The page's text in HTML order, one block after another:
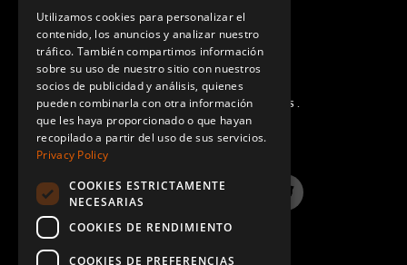
PREGUNTAS MÁS FRECUENTES.
LinkedIn InstagramTwitter
Utilizamos cookies para personalizar el
contenido, los anuncios y analizar nuestro
tráfico. También compartimos información
sobre su uso de nuestro sitio con nuestros
socios de publicidad y análisis, quienes
pueden combinarla con otra información
que les haya proporcionado o que hayan
recopilado a partir del uso de sus servicios.
Privacy Policy
COOKIES ESTRICTAMENTE
NECESARIAS
COOKIES DE RENDIMIENTO
COOKIES DE PREFERENCIAS